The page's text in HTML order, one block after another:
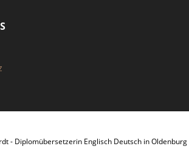
- Diplomübersetzerin Englisch Deutsch in Oldenburg